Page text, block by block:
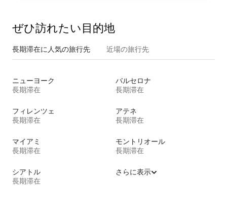
ぜひ訪⁠れ⁠た⁠い目⁠的⁠地
長期滞在に人気の旅行先 近場の旅行先
ニューヨーク
長期滞在
バルセロナ
長期滞在
フィレンツェ
長期滞在
アテネ
長期滞在
マイアミ
長期滞在
モントリオール
長期滞在
シアトル
長期滞在
さらに表示